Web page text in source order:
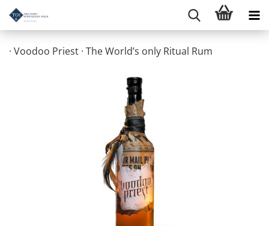
· Voodoo Priest · The World’s only Ritual Rum